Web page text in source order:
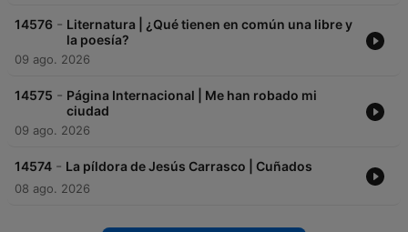
14576 - Liternatura | ¿Qué tienen en común una libre y
la poesía?
09 ago. 2026
14575 - Página Internacional | Me han robado mi
ciudad
09 ago. 2026
14574 - La píldora de Jesús Carrasco | Cuñados
08 ago. 2026